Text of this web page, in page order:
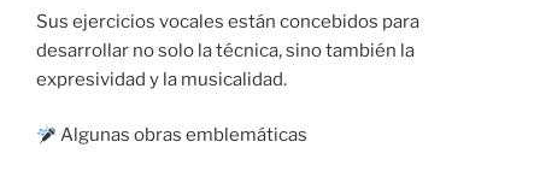
Sus ejercicios vocales están concebidos para
desarrollar no solo la técnica, sino también la
expresividad y la musicalidad.
Algunas obras emblemáticas